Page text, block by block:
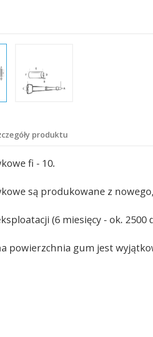
produktu
fi - 10.
są produkowane z
(6 miesięcy - ok.
powierzchnia gum jest